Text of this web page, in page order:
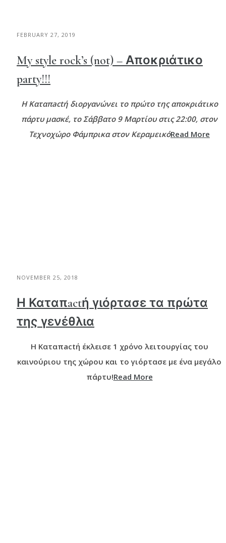
FEBRUARY 27, 2019
My style rock’s (not) – Αποκριάτικο
party!!!
Η Καταπactή διοργανώνει το πρώτο της αποκριάτικο
πάρτυ μασκέ, το Σάββατο 9 Μαρτίου στις 22:00, στον
Τεχνοχώρο Φάμπρικα στον ΚεραμεικόRead More
NOVEMBER 25, 2018
Η Καταπactή γιόρτασε τα πρώτα
της γενέθλια
Η Καταπactή έκλεισε 1 χρόνο λειτουργίας του
καινούριου της χώρου και το γιόρτασε με ένα μεγάλο
πάρτυ!Read More